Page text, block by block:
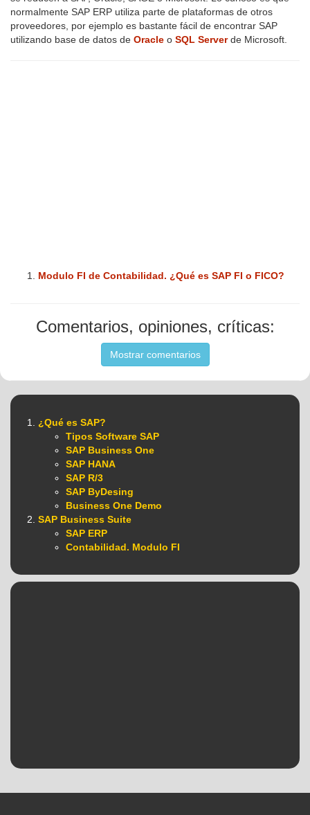
normalmente SAP ERP utiliza parte de plataformas de otros
proveedores, por ejemplo es bastante fácil de encontrar SAP
utilizando base de datos de Oracle o SQL Serverde Microsoft.
Modulo FI de Contabilidad. ¿Qué es SAP FI o FICO?
Comentarios, opiniones, críticas:
Mostrar comentarios
¿Qué es SAP?
Tipos Software SAP
SAP Business One
SAP HANA
SAP R/3
SAP ByDesing
Business One Demo
SAP Business Suite
SAP ERP
Contabilidad. Modulo FI